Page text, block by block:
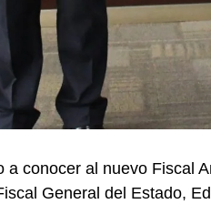
a conocer al nuevo Fiscal
General del Estado,